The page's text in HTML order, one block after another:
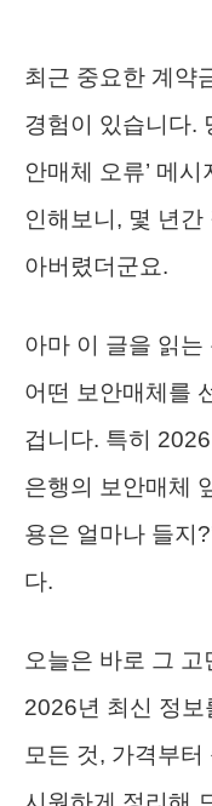
최근 중요한 계약
경험이 있습니다.
안매체 오류’ 메
인해보니, 몇 년
아버렸더군요.
아마 이 글을 읽
어떤 보안매체를
겁니다. 특히
은행의 보안매체
용은 얼마나 들지
다.
오늘은 바로 그
2026년 최신 정보
모든 것, 가격부